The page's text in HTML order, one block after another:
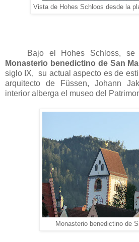
Vista de Hohes Schloos desde la
Bajo el Hohes Schloss, se
Monasterio benedictino de San
siglo IX, su actual aspecto es de
arquitecto de Füssen, Johann
interior alberga el museo del
Monasterio benedictino de